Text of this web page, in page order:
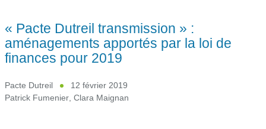
« Pacte Dutreil transmission » :
aménagements apportés par la loi de
finances pour 2019
Pacte Dutreil
12 février 2019
Patrick Fumenier, Clara Maignan